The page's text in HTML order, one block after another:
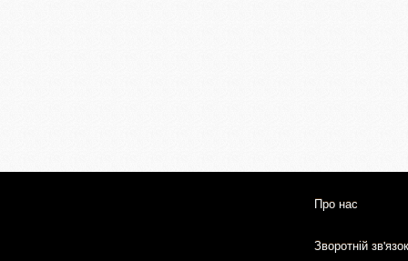
Про нас
Зворотній зв'язок